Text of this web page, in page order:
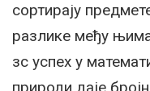
сортирају
разлике међу
зс успех у